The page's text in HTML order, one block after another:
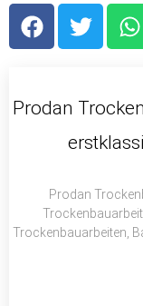
F
a
b
T
w
t
r
W
h
s
p
Prodan
Prodan
Trockenbauarbeiten,